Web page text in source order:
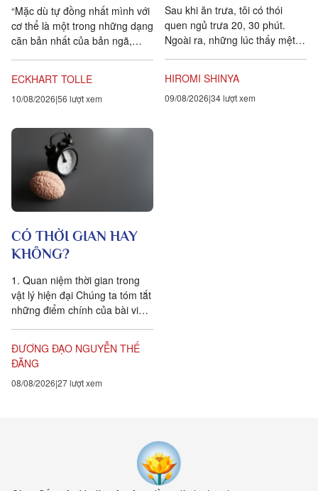
“Mặc dù tự đồng nhất mình với
cơ thể là một trong những dạng
căn bản nhất của bản ngã,
ECKHART TOLLE
10/08/2026 56 lượt xem
Sau khi ăn trưa, tôi có thói
quen ngủ trưa 20, 30 phút.
Ngoài ra, những lúc thấy mệt
HIROMI SHINYA
09/08/2026 34 lượt xem
CÓ THỜI GIAN HAY
KHÔNG?
1. Quan niệm thời gian trong
vật lý hiện đại Chúng ta tóm tắt
những điểm chính của bài viết
ĐƯƠNG ĐẠO NGUYỄN THẾ
ĐĂNG
08/08/2026 27 lượt xem